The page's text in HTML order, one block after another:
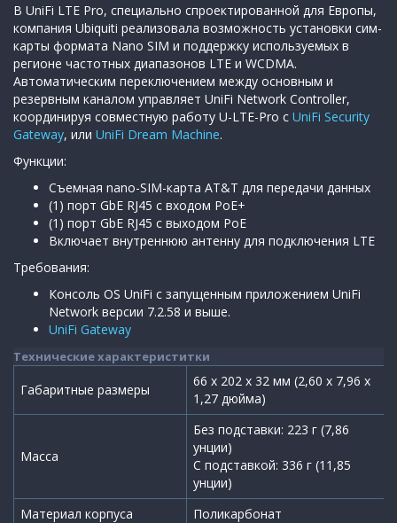
В UniFi LTE Pro, специально спроектированной для Европы,
компания Ubiquiti реализовала возможность установки сим-
карты формата Nano SIM и поддержку используемых в
регионе частотных диапазонов LTE и WCDMA.
Автоматическим переключением между основным и
резервным каналом управляет UniFi Network Controller,
координируя совместную работу U-LTE-Pro с UniFi Security
Gateway, или UniFi Dream Machine.
Функции:
Съемная nano-SIM-карта AT&T для передачи данных
(1) порт GbE RJ45 с входом PoE+
(1) порт GbE RJ45 с выходом PoE
Включает внутреннюю антенну для подключения LTE
Требования:
Консоль OS UniFi с запущенным приложением UniFi
Network версии 7.2.58 и выше.
UniFi Gateway
Технические характериститки
Габаритные размеры
66 х 202 х 32 мм (2,60 х 7,96 х
1,27 дюйма)
Масса
Без подставки: 223 г (7,86
унции)
С подставкой: 336 г (11,85
унции)
Материал корпуса
Поликарбонат